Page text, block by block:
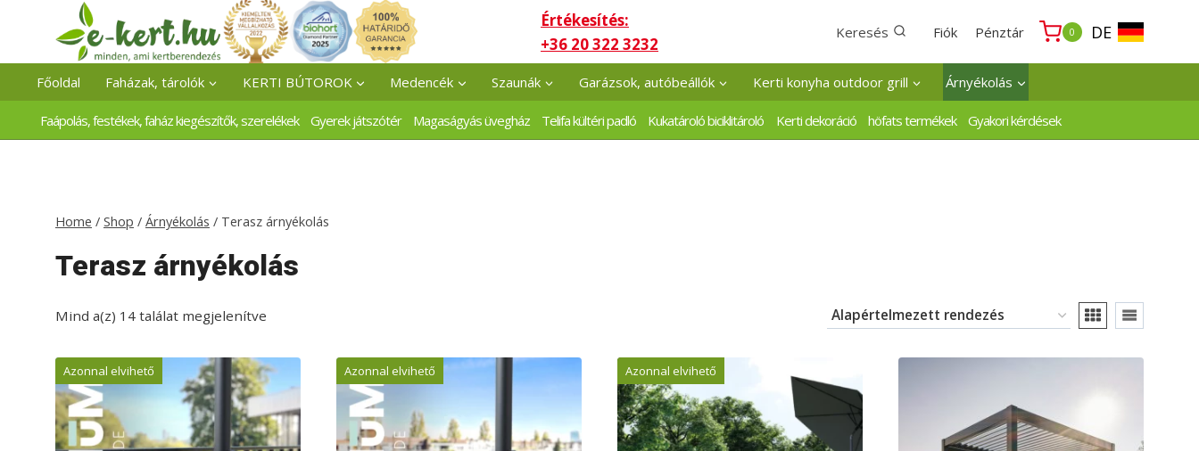
content
Értékesítés:
+36 20 322 3232
Keresés Fiók Pénztár 0 DE
Főoldal Faházak, tárolók KERTI BÚTOROK Medencék Szaunák Garázsok, autóbeállók Kerti konyha outdoor grill Árnyékolás
Faápolás, festékek, faház kiegészítők, szerelékek Gyerek játszótér Magaságyás üvegház Telifa kültéri padló Kukatároló biciklitároló Kerti dekoráció höfats termékek Gyakori kérdések
Home / Shop / Árnyékolás / Terasz árnyékolás
Terasz árnyékolás
Mind a(z) 14 találat megjelenítve
Azonnal elvihető Azonnal elvihető Azonnal elvihető